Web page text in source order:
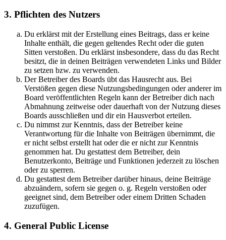
3. Pflichten des Nutzers
Du erklärst mit der Erstellung eines Beitrags, dass er keine
Inhalte enthält, die gegen geltendes Recht oder die guten
Sitten verstoßen. Du erklärst insbesondere, dass du das Recht
besitzt, die in deinen Beiträgen verwendeten Links und Bilder
zu setzen bzw. zu verwenden.
Der Betreiber des Boards übt das Hausrecht aus. Bei
Verstößen gegen diese Nutzungsbedingungen oder anderer im
Board veröffentlichten Regeln kann der Betreiber dich nach
Abmahnung zeitweise oder dauerhaft von der Nutzung dieses
Boards ausschließen und dir ein Hausverbot erteilen.
Du nimmst zur Kenntnis, dass der Betreiber keine
Verantwortung für die Inhalte von Beiträgen übernimmt, die
er nicht selbst erstellt hat oder die er nicht zur Kenntnis
genommen hat. Du gestattest dem Betreiber, dein
Benutzerkonto, Beiträge und Funktionen jederzeit zu löschen
oder zu sperren.
Du gestattest dem Betreiber darüber hinaus, deine Beiträge
abzuändern, sofern sie gegen o. g. Regeln verstoßen oder
geeignet sind, dem Betreiber oder einem Dritten Schaden
zuzufügen.
4. General Public License